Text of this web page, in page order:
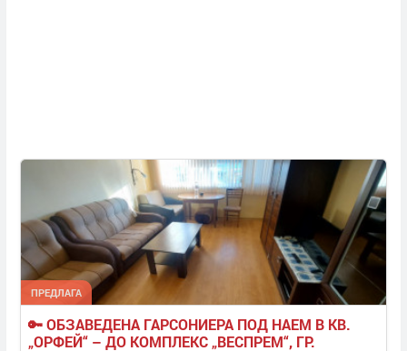
ПРЕДЛАГА
🔑 ОБЗАВЕДЕНА ГАРСОНИЕРА ПОД НАЕМ В КВ.
„ОРФЕЙ“ – ДО КОМПЛЕКС „ВЕСПРЕМ“, ГР.